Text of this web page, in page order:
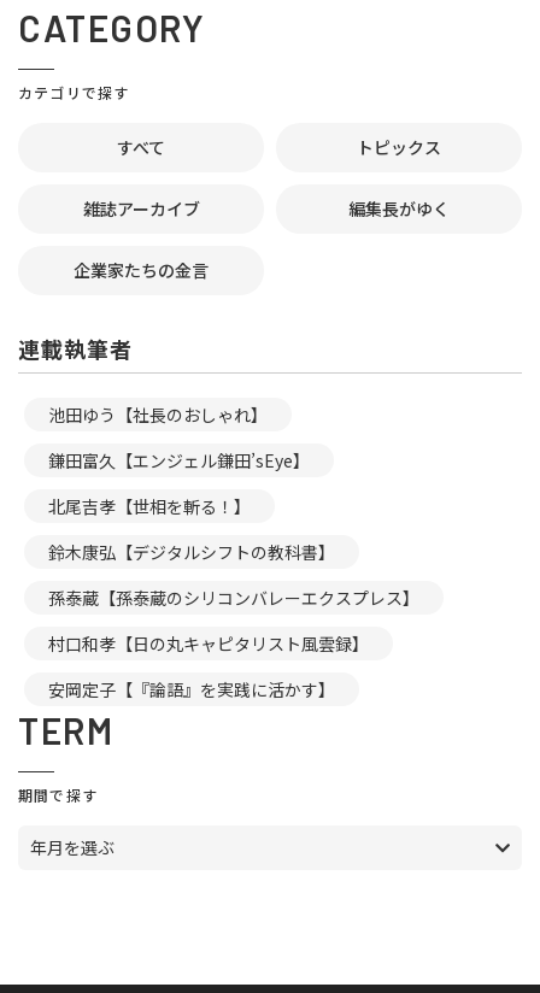
CATEGORY
カテゴリで探す
すべて トピックス
雑誌アーカイブ 編集長がゆく
企業家たちの金言
連載執筆者
池田ゆう【社長のおしゃれ】
鎌田富久【エンジェル鎌田’sEye】
北尾吉孝【世相を斬る！】
鈴木康弘【デジタルシフトの教科書】
孫泰蔵【孫泰蔵のシリコンバレーエクスプレス】
村口和孝【日の丸キャピタリスト風雲録】
安岡定子【『論語』を実践に活かす】
TERM
期間で探す
年月を選ぶ